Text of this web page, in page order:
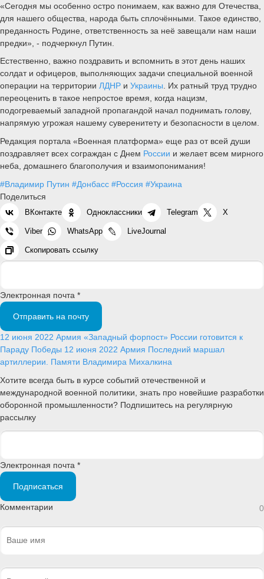
«Сегодня мы особенно остро понимаем, как важно для Отечества,
для нашего общества, народа быть сплочёнными. Такое единство,
преданность Родине, ответственность за неё завещали нам наши
предки», - подчеркнул Путин.
Естественно, важно поздравить и вспомнить в этот день наших
солдат и офицеров, выполняющих задачи специальной военной
операции на территории ЛДНР и Украины. Их ратный труд трудно
переоценить в такое непростое время, когда нацизм,
подогреваемый западной пропагандой начал поднимать голову,
напрямую угрожая нашему суверенитету и безопасности в целом.
Редакция портала «Военная платформа» еще раз от всей души
поздравляет всех сограждан с Днем России и желает всем мирного
неба, домашнего благополучия и взаимопонимания!
#Владимир Путин #Донбасс #Россия #Украина
Поделиться
ВКонтакте Одноклассники Telegram X
Viber WhatsApp LiveJournal
Скопировать ссылку
Электронная почта *
Отправить на почту
12 июня 2022 Армия «Западный форпост» России готовится к
Параду Победы 12 июня 2022 Армия Последний маршал
артиллерии. Памяти Владимира Михалкина
Хотите всегда быть в курсе событий отечественной и
международной военной политики, знать про новейшие разработки
оборонной промышленности? Подпишитесь на регулярную
рассылку
Электронная почта *
Подписаться
Комментарии 0